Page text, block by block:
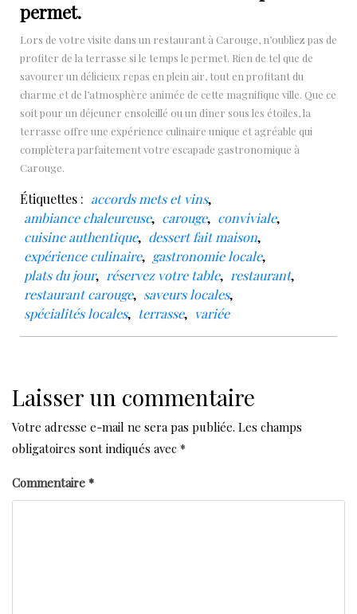
permet.
Lors de votre visite dans un restaurant à Carouge, n’oubliez pas de
profiter de la terrasse si le temps le permet. Rien de tel que de
savourer un délicieux repas en plein air, tout en profitant du
charme et de l’atmosphère animée de cette magnifique ville. Que ce
soit pour un déjeuner ensoleillé ou un dîner sous les étoiles, la
terrasse offre une expérience culinaire unique et agréable qui
complètera parfaitement votre escapade gastronomique à
Carouge.
Étiquettes : accords mets et vins,
ambiance chaleureuse, carouge, conviviale,
cuisine authentique, dessert fait maison,
expérience culinaire, gastronomie locale,
plats du jour, réservez votre table, restaurant,
restaurant carouge, saveurs locales,
spécialités locales, terrasse, variée
Laisser un commentaire
Votre adresse e-mail ne sera pas publiée. Les champs
obligatoires sont indiqués avec *
Commentaire *